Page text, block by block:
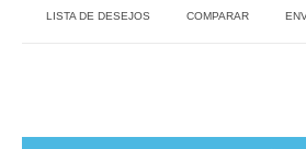
LISTA DE DESEJOS COMPARAR